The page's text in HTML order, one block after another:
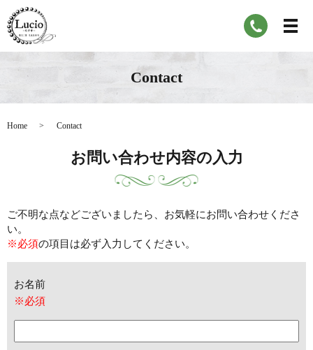
Contact
Home Contact
お問い合わせ内容の入力
ご不明な点などございましたら、お気軽にお問い合わせくださ
い。
※必須の項目は必ず入力してください。
お名前
※必須